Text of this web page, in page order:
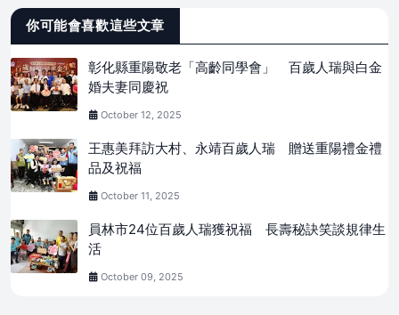
你可能會喜歡這些文章
彰化縣重陽敬老「高齡同學會」 百歲人瑞與白金
婚夫妻同慶祝
October 12, 2025
王惠美拜訪大村、永靖百歲人瑞 贈送重陽禮金禮
品及祝福
October 11, 2025
員林市24位百歲人瑞獲祝福 長壽秘訣笑談規律生
活
October 09, 2025